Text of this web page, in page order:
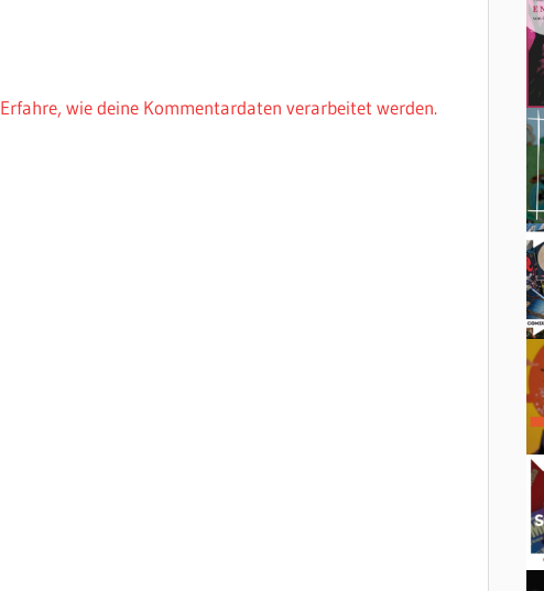
Erfahre, wie deine Kommentardaten verarbeitet werden.